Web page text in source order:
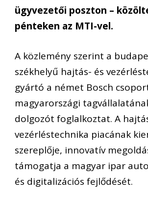
ügyvezetői poszton –
pénteken az MTI-vel.
A közlemény szerint a
székhelyű hajtás- és
gyártó a német Bosch
magyarországi
dolgozót foglalkoztat. A
vezérléstechnika piacának
szereplője, innovatív
támogatja a magyar ipar
és digitalizációs fejlődését.